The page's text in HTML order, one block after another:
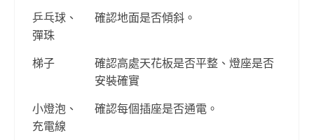
乒乓球、
彈珠
確認地面是否傾斜。
梯子
確認高處天花板是否平整、燈座是否
安裝確實
小燈泡、
充電線
確認每個插座是否通電。